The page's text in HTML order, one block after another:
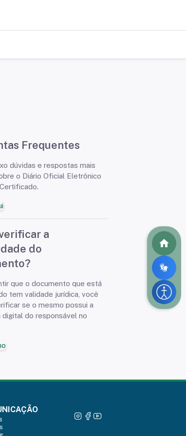
Frequentes
dúvidas e respostas mais
o Diário Oficial Eletrônico
a
do
que o documento que está
tem validade jurídica, você
se o mesmo possui a
digital do responsável no